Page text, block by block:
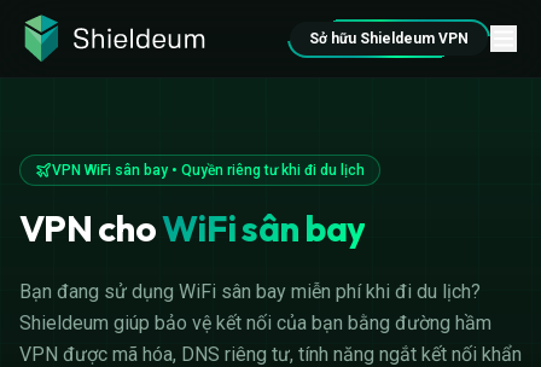
Sở hữu Shieldeum VPN
VPN WiFi sân bay • Quyền riêng tư khi đi du lịch
VPN choWiFi sân bay
Bạn đang sử dụng WiFi sân bay miễn phí khi đi du lịch?
Shieldeum giúp bảo vệ kết nối của bạn bằng đường hầm
VPN được mã hóa, DNS riêng tư, tính năng ngắt kết nối khẩn